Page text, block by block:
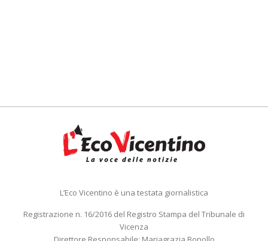
L’Eco Vicentino è una testata giornalistica
Registrazione n. 16/2016 del Registro Stampa del Tribunale di
Vicenza